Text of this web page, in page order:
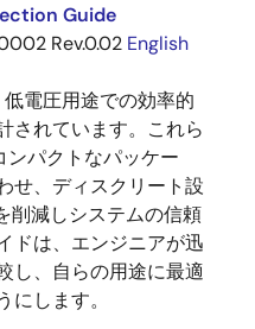
Guide
Rev.0.02 English
電圧用途での効率的
されています。これら
ンパクトなパッケー
せ、ディスクリート設
削減しシステムの信頼
ドは、エンジニアが迅
し、自らの用途に最適
します。